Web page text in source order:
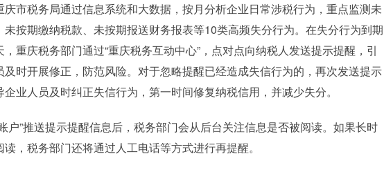
庆市税务局通过信息系统和大数据，按月分析企业日常涉税行为，重点监测未
未按期缴纳税款、未按期报送财务报表等10类高频失分行为。在失分行为到期
，重庆税务部门通过“重庆税务互动中心”，点对点向纳税人发送提示提醒，引
及时开展修正，防范风险。对于忽略提醒已经造成失信行为的，再次发送提示
业人员及时纠正失信行为，第一时间修复纳税信用，并减少失分。
户”推送提示提醒信息后，税务部门会从后台关注信息是否被阅读。如果长时
读，税务部门还将通过人工电话等方式进行再提醒。